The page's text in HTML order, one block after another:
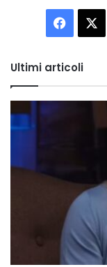
Ultimi articoli